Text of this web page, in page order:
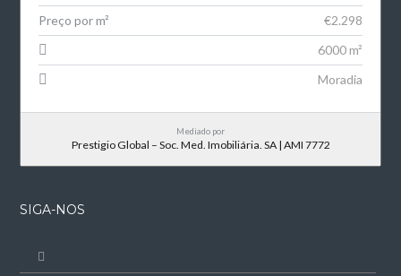
Preço por m²
€2.298
6000 m²
Moradia
Mediado por
Prestigio Global – Soc. Med. Imobiliária. SA | AMI 7772
SIGA-NOS